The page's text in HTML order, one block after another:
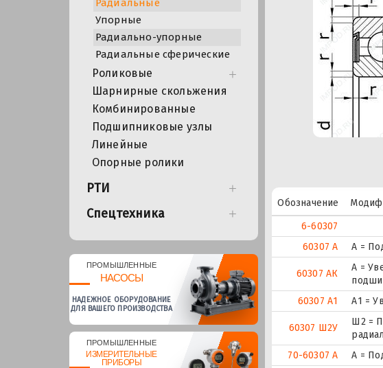
Радиальные
Упорные
Радиально-упорные
Радиальные сферические
Роликовые
Шарнирные скольжения
Комбинированные
Подшипниковые узлы
Линейные
Опорные ролики
РТИ
Спецтехника
ПРОМЫШЛЕННЫЕ
НАСОСЫ
НАДЕЖНОЕ ОБОРУДОВАНИЕ
ДЛЯ ВАШЕГО ПРОИЗВОДСТВА
ПРОМЫШЛЕННЫЕ
ИЗМЕРИТЕЛЬНЫЕ
ПРИБОРЫ
Обозначение
6-60307
60307 А
А =
60307 АК
А =
60307 А1
А1 =
60307 Ш2У
Ш2 =
70-60307 А
А =